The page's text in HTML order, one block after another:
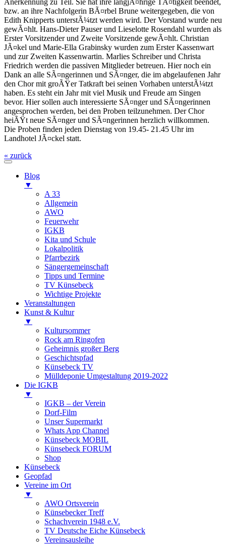
bzw. an ihre Nachfolgerin BÃ¤rbel Brune weitergegeben, die von
Edith Knipperts unterstÃ¼tzt werden wird. Der Vorstand wurde neu
gewÃ¤hlt. Hans-Dieter Pauser und Lieselotte Rosendahl wurden als
Erster Vorsitzender und Zweite Vorsitzende gewÃ¤hlt. Christian
JÃ¤kel und Marie-Ella Grabinsky wurden zum Erster Kassenwart
und zur Zweiten Kassenwartin. Marlies Schreiber und Christa
Friedrich werden die passiven Mitglieder betreuen. Hier noch ein
Dank an alle SÃ¤ngerinnen und SÃ¤nger, die im abgelaufenen Jahr
den Chor mit groÃŸer Tatkraft bei seinen Vorhaben unterstÃ¼tzt
haben. Es steht ein Jahr mit viel Musik und Freude am Singen
bevor. Hier sollen auch interessierte SÃ¤nger und SÃ¤ngerinnen
angesprochen werden, bei den Proben teilzunehmen. Der Chor
heiÃŸt neue SÃ¤nger und SÃ¤ngerinnen herzlich willkommen.
Die Proben finden jeden Dienstag von 19.45- 21.45 Uhr im
Landhotel JÃ¤ckel statt.
« zurück
Blog
▼
A 33
Allgemein
AWO
Feuerwehr
IGKB
Kita und Schule
Lokalpolitik
Pfarrbezirk
Sängergemeinschaft
Tipps und Termine
TV Künsebeck
Wichtige Projekte
Veranstaltungen
Kunst & Kultur
▼
Kultursommer
Rock am Ringofen
Geheimnis großer Berg
Geschichtspfad
Künsebeck TV
Mülldeponie Umgestaltung 2019-2022
Die IGKB
▼
IGKB – der Verein
Dorf-Film
Unser Supermarkt
Whats App Channel
Künsebeck MOBIL
Künsebeck FORUM
Shop
Künsebeck
Geopfad
Vereine im Ort
▼
AWO Ortsverein
Künsebecker Treff
Schachverein 1948 e.V.
TV Deutsche Eiche Künsebeck
Vereinsausleihe